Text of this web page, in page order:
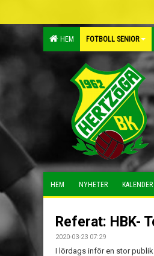
HEM FOTBOLL SENIOR
HEM NYHETER KALENDER
Referat: HBK-
2020-03-23 07:29
I lördags inför en stor